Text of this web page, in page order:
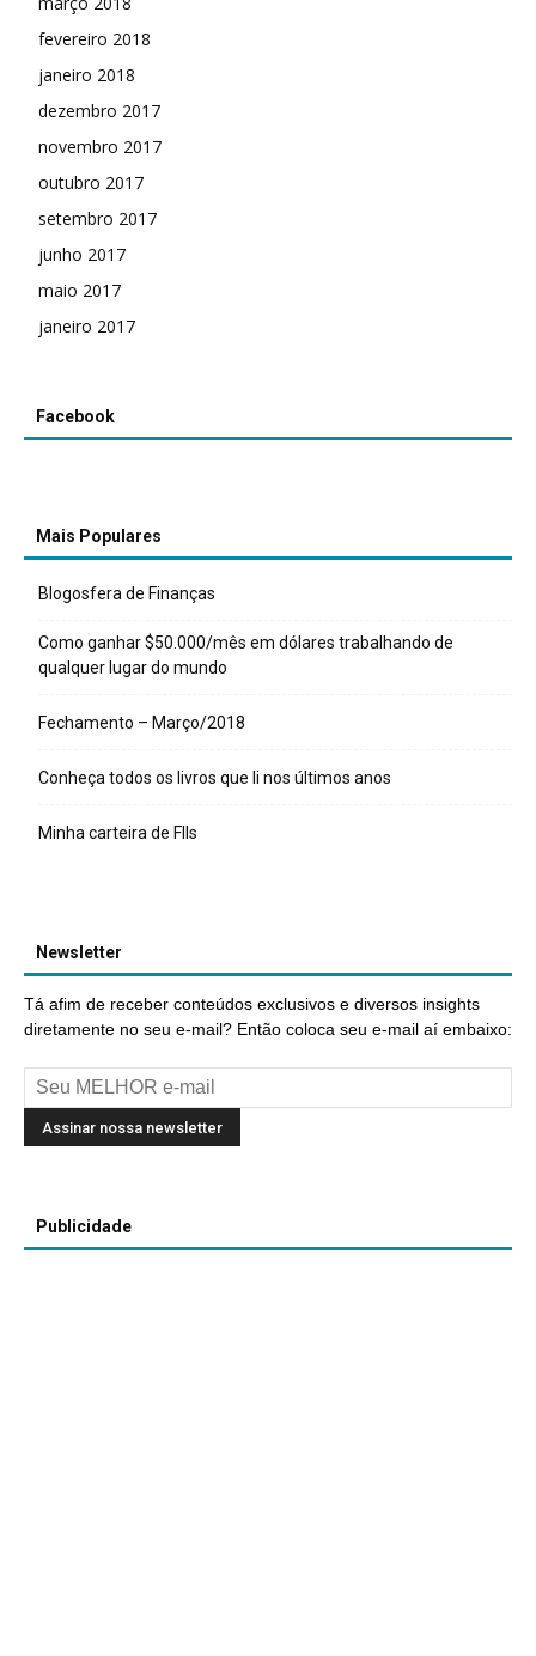
fevereiro 2018
janeiro 2018
dezembro 2017
novembro 2017
outubro 2017
setembro 2017
junho 2017
maio 2017
janeiro 2017
Facebook
Mais Populares
Blogosfera de Finanças
Como ganhar $50.000/mês em dólares trabalhando de
qualquer lugar do mundo
Fechamento – Março/2018
Conheça todos os livros que li nos últimos anos
Minha carteira de FIIs
Newsletter
Tá afim de receber conteúdos exclusivos e diversos insights
diretamente no seu e-mail? Então coloca seu e-mail aí embaixo:
Publicidade